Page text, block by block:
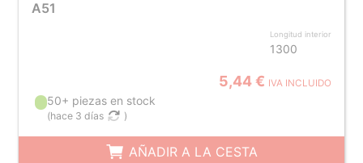
A51
Longitud interior
1300
5,44 € IVA INCLUIDO
50+ piezas en stock
(hace 3 días )
AÑADIR A LA CESTA